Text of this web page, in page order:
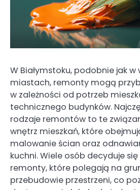
W Białymstoku, podobnie jak w
miastach, remonty mogą
w zależności od potrzeb
technicznego budynków.
rodzaje remontów to te
wnętrz mieszkań, które
malowanie ścian oraz
kuchni. Wiele osób decyduje
remonty, które polegają na
przebudowie przestrzeni, co